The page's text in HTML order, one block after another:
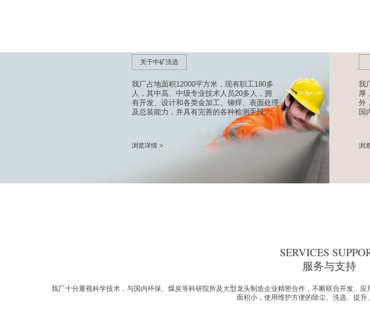
关于中矿洗选
我厂占地面积12000平方米，现有职工180多
人，其中高、中级专业技术人员20多人，拥
有开发、设计和各类金加工、铆焊、表面处理
及总装能力，并具有完善的各种检测手段。
浏览详情 >
我
厚
外
国
浏
SERVICES
服务与支持
我厂十分重视科学技术，与国内环保、煤炭等科研院所及大型龙头制造企业精密合作，不断联合开发、
面积小，使用维护方便的除尘、洗选、提升